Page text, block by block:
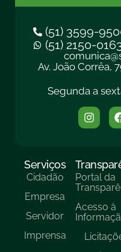
(51) 3599-
(51) 2150-
Av. João Corrêa,
Segunda a
Serviços
Cidadão
Empresa
Servidor
Imprensa
Portal da
Acesso à